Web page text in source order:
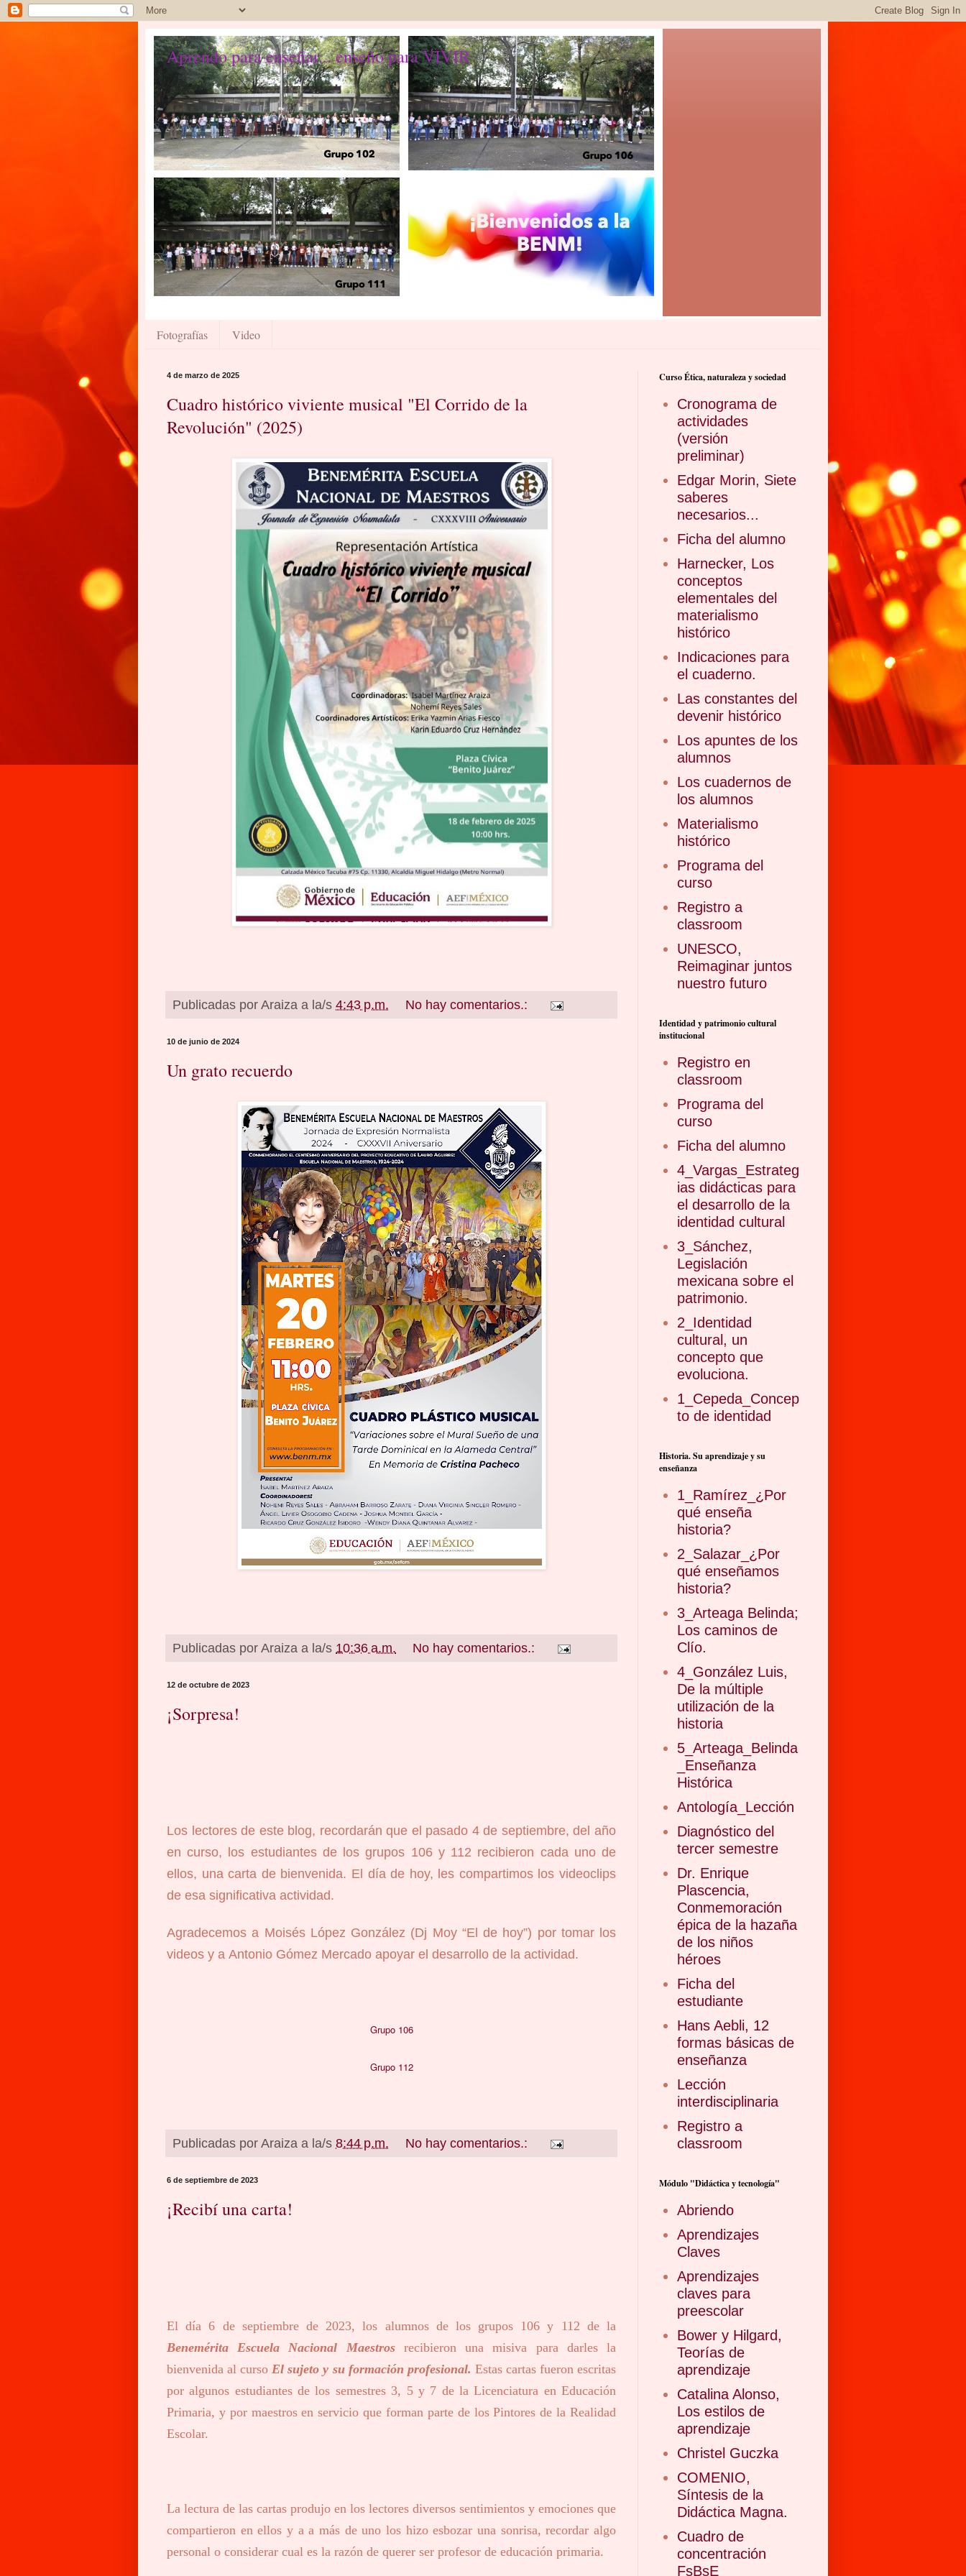
Aprendo para enseñar... enseño para VIVIR
Fotografías Video
4 de marzo de 2025
Cuadro histórico viviente musical "El Corrido de la
Revolución" (2025)
Publicadas por Araiza a la/s 4:43 p.m. No hay comentarios.:
10 de junio de 2024
Un grato recuerdo
Publicadas por Araiza a la/s 10:36 a.m. No hay comentarios.:
12 de octubre de 2023
¡Sorpresa!
Los lectores de este blog, recordarán que el pasado 4 de septiembre, del año
en curso, los estudiantes de los grupos 106 y 112 recibieron cada uno de
ellos, una carta de bienvenida. El día de hoy, les compartimos los videoclips
de esa significativa actividad.
Agradecemos a Moisés López González (Dj Moy “El de hoy”) por tomar los
videos y a Antonio Gómez Mercado apoyar el desarrollo de la actividad.
Grupo 106
Grupo 112
Publicadas por Araiza a la/s 8:44 p.m. No hay comentarios.:
6 de septiembre de 2023
¡Recibí una carta!
El día 6 de septiembre de 2023, los alumnos de los grupos 106 y 112 de la
Benemérita Escuela Nacional Maestrosrecibieron una misiva para darles la
bienvenida al cursoEl sujeto y su formación profesional. Estas cartas fueron escritas
por algunos estudiantes de los semestres 3, 5 y 7 de la Licenciatura en Educación
Primaria, y por maestros en servicio que forman parte de los Pintores de la Realidad
Escolar.
La lectura de las cartas produjo en los lectores diversos sentimientos y emociones que
compartieron en ellos y a a más de uno los hizo esbozar una sonrisa, recordar algo
personal o considerar cual es la razón de querer ser profesor de educación primaria.
Curso Ética, naturaleza y sociedad
Cronograma de
actividades
(versión
preliminar)
Edgar Morin, Siete
saberes
necesarios...
Ficha del alumno
Harnecker, Los
conceptos
elementales del
materialismo
histórico
Indicaciones para
el cuaderno.
Las constantes del
devenir histórico
Los apuntes de los
alumnos
Los cuadernos de
los alumnos
Materialismo
histórico
Programa del
curso
Registro a
classroom
UNESCO,
Reimaginar juntos
nuestro futuro
Identidad y patrimonio cultural
institucional
Registro en
classroom
Programa del
curso
Ficha del alumno
4_Vargas_Estrateg
ias didácticas para
el desarrollo de la
identidad cultural
3_Sánchez,
Legislación
mexicana sobre el
patrimonio.
2_Identidad
cultural, un
concepto que
evoluciona.
1_Cepeda_Concep
to de identidad
Historia. Su aprendizaje y su
enseñanza
1_Ramírez_¿Por
qué enseña
historia?
2_Salazar_¿Por
qué enseñamos
historia?
3_Arteaga Belinda;
Los caminos de
Clío.
4_González Luis,
De la múltiple
utilización de la
historia
5_Arteaga_Belinda
_Enseñanza
Histórica
Antología_Lección
Diagnóstico del
tercer semestre
Dr. Enrique
Plascencia,
Conmemoración
épica de la hazaña
de los niños
héroes
Ficha del
estudiante
Hans Aebli, 12
formas básicas de
enseñanza
Lección
interdisciplinaria
Registro a
classroom
Módulo "Didáctica y tecnología"
Abriendo
Aprendizajes
Claves
Aprendizajes
claves para
preescolar
Bower y Hilgard,
Teorías de
aprendizaje
Catalina Alonso,
Los estilos de
aprendizaje
Christel Guczka
COMENIO,
Síntesis de la
Didáctica Magna.
Cuadro de
concentración
FsBsE